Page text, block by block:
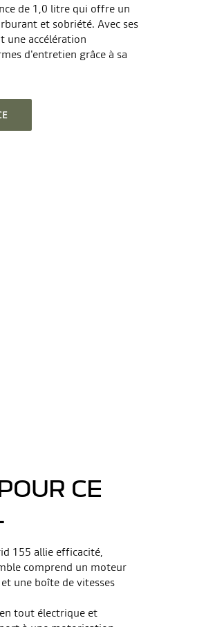
de 1,0 litre qui offre un
et sobriété. Avec ses
une accélération
d'entretien grâce à sa
CE
155 allie efficacité,
comprend un moteur
une boîte de vitesses
tout électrique et